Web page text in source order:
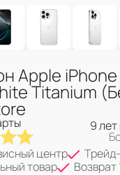
Apple iPhone
Titanium
9
центр
товар
Возврат